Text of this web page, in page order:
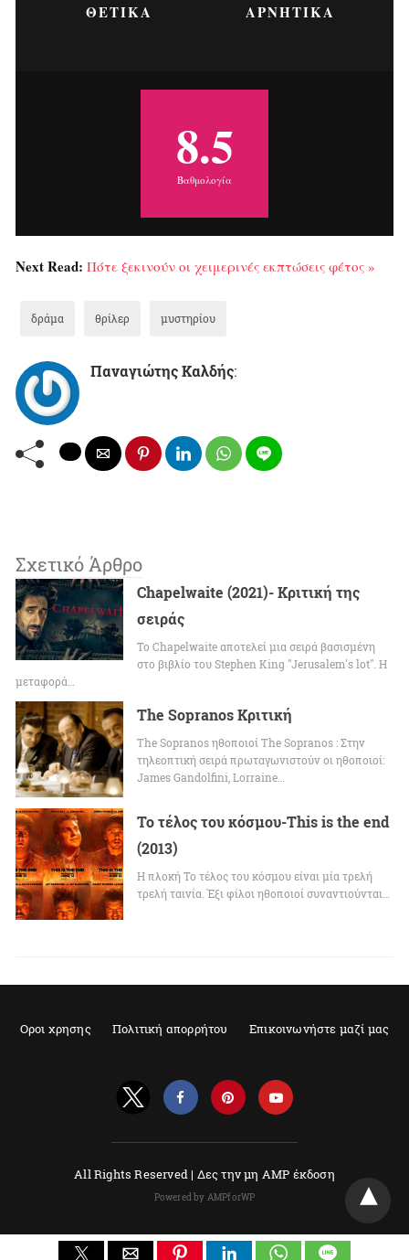
ΘΕΤΙΚΆ ΑΡΝΗΤΙΚΆ
8.5
Βαθμολογία
Next Read: Πότε ξεκινούν οι χειμερινές εκπτώσεις φέτος »
δράμα θρίλερ μυστηρίου
Παναγιώτης Καλδής:
Σχετικό Άρθρο
Chapelwaite (2021)- Κριτική της
σειράς
To Chapelwaite αποτελεί μια σειρά βασισμένη
στο βιβλίο του Stephen King "Jerusalem's lot". Η
μεταφορά…
The Sopranos Κριτική
The Sopranos ηθοποιοί The Sopranos : Στην
τηλεοπτική σειρά πρωταγωνιστούν οι ηθοποιοί:
James Gandolfini, Lorraine…
Το τέλος του κόσμου-This is the end
(2013)
Η πλοκή Το τέλος του κόσμου είναι μία τρελή
τρελή ταινία. Έξι φίλοι ηθοποιοί συναντιούνται…
Οροι χρησης Πολιτική απορρήτου Επικοινωνήστε μαζί μας
All Rights Reserved | Δες την μη AMP έκδοση
Powered by AMPforWP